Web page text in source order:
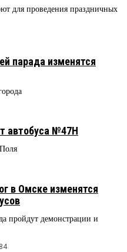
для проведения праздничных
парада изменятся
автобуса №47Н
в Омске изменятся
пройдут демонстрации и